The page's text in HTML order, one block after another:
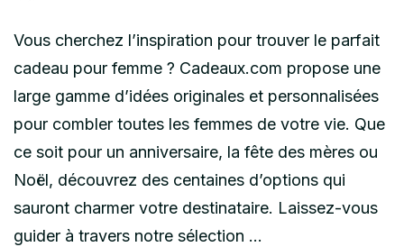
Vous cherchez l’inspiration pour trouver le parfait
cadeau pour femme ? Cadeaux.com propose une
large gamme d’idées originales et personnalisées
pour combler toutes les femmes de votre vie. Que
ce soit pour un anniversaire, la fête des mères ou
Noël, découvrez des centaines d’options qui
sauront charmer votre destinataire. Laissez-vous
guider à travers notre sélection …